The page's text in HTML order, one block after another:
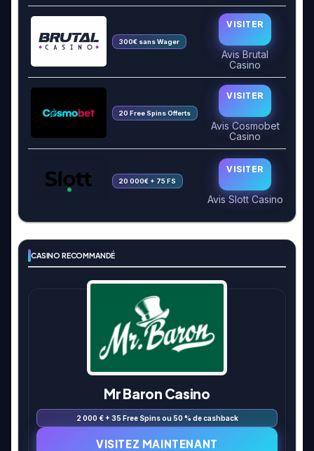
300€ sans Wager
VISITER
Avis Brutal
Casino
20 Free Spins Offerts
VISITER
Avis Cosmobet
Casino
20 000€ + 75 FS
VISITER
Avis Slott Casino
CASINO RECOMMANDÉ
Mr Baron Casino
2 000 € + 35 Free Spins ou 50 % de cashback
VISITEZ MAINTENANT